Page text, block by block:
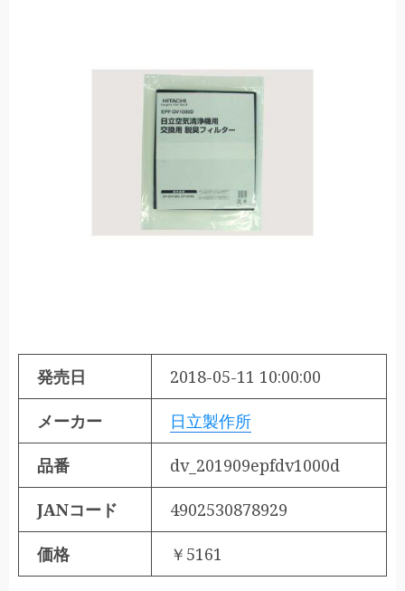
発売日 2018-05-11 10:00:00
メーカー 日立製作所
品番 dv_201909epfdv1000d
JANコード 4902530878929
価格 ￥5161